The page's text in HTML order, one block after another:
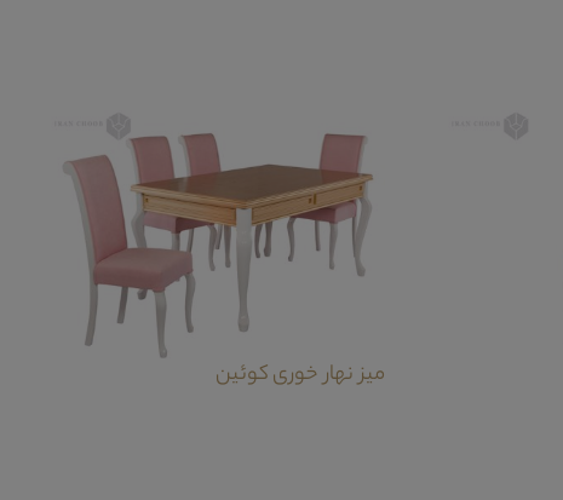
میز نهار خوری کوئین